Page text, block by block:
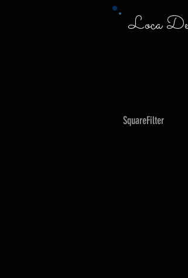
Loca
SquareFilter